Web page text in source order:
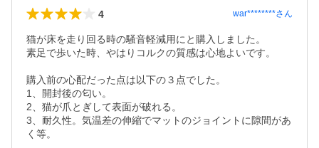
4 war********さん
猫が床を走り回る時の騒音軽減用にと購入しました。
素足で歩いた時、やはりコルクの質感は心地よいです。
購入前の心配だった点は以下の３点でした。
1、開封後の匂い。
2、猫が爪とぎして表面が破れる。
3、耐久性。気温差の伸縮でマットのジョイントに隙間があ
く等。